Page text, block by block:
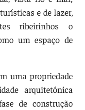
e de lazer,
ribeirinhos o
um espaço de
uma propriedade
arquitetónica
de construção